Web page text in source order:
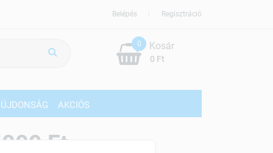
Regisztráció
Belépés
0
0 Ft
Kosár
ÚJDONSÁG AKCIÓS
Ft